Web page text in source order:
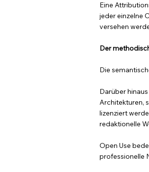
Eine
jeder einzelne
versehen
Der
Die
Darüber
Architekturen,
lizenziert
redaktionelle
Open Use
professionelle